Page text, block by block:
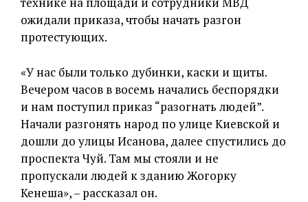
ожидали приказа, чтобы начать разгон
протестующих.
«У нас были только дубинки, каски и щиты.
Вечером часов в восемь начались беспорядки
и нам поступил приказ “разогнать людей”.
Начали разгонять народ по улице Киевской и
дошли до улицы Исанова, далее спустились до
проспекта Чуй. Там мы стояли и не
пропускали людей к зданию Жогорку
Кенеша», – рассказал он.